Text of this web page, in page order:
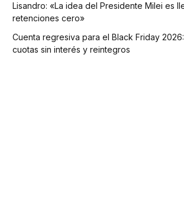
Lisandro: «La idea del Presidente Milei es
retenciones cero»
Cuenta regresiva para el Black Friday
cuotas sin interés y reintegros